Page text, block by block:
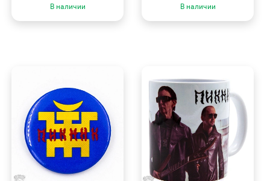
В наличии В наличии